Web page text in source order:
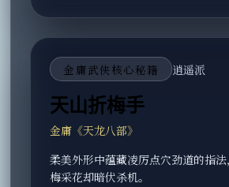
金庸武侠核心秘籍 逍遥派
天山折梅手
金庸《天龙八部》
柔美外形中蕴藏凌厉点穴劲道的指
梅采花却暗伏杀机。